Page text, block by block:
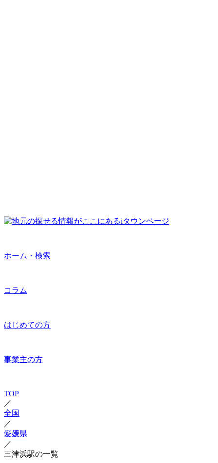
ホーム・検索
コラム
はじめての方
事業主の方
TOP
／
全国
／
愛媛県
／
三津浜駅の一覧